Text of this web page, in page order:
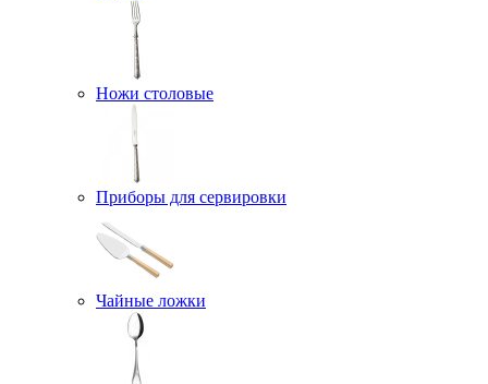
Ножи столовые
Приборы для сервировки
Чайные ложки